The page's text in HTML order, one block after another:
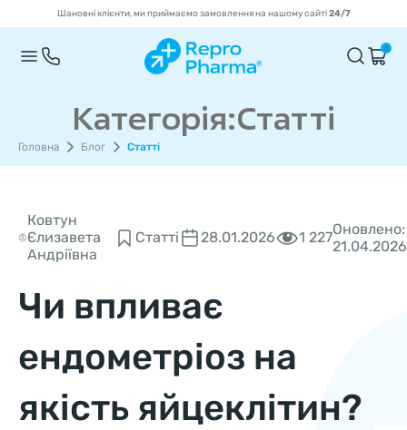
Шановні клієнти, ми приймаємо замовлення на нашому сайті24/7
0
Головна Блог Статті
Категорія:Статті
Ковтун
Єлизавета
Андріївна
Статті 28.01.2026 1 227Оновлено:
21.04.2026
Чи впливає
ендометріоз на
якість яйцеклітин?